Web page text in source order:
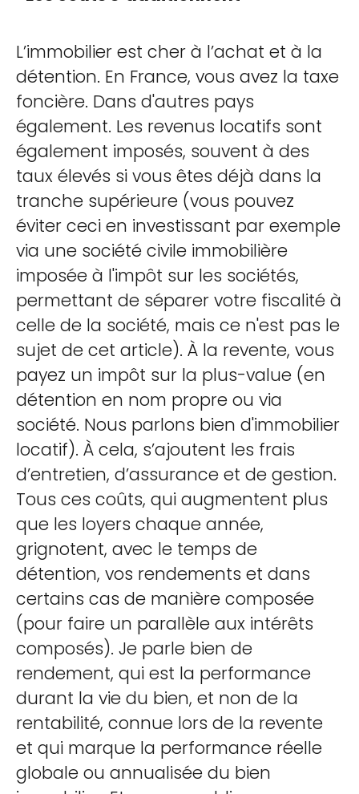
L’immobilier est cher à l’achat et à la
détention. En France, vous avez la taxe
foncière. Dans d'autres pays
également. Les revenus locatifs sont
également imposés, souvent à des
taux élevés si vous êtes déjà dans la
tranche supérieure (vous pouvez
éviter ceci en investissant par exemple
via une société civile immobilière
imposée à l'impôt sur les sociétés,
permettant de séparer votre fiscalité à
celle de la société, mais ce n'est pas le
sujet de cet article). À la revente, vous
payez un impôt sur la plus-value (en
détention en nom propre ou via
société. Nous parlons bien d'immobilier
locatif). À cela, s’ajoutent les frais
d’entretien, d’assurance et de gestion.
Tous ces coûts, qui augmentent plus
que les loyers chaque année,
grignotent, avec le temps de
détention, vos rendements et dans
certains cas de manière composée
(pour faire un parallèle aux intérêts
composés). Je parle bien de
rendement, qui est la performance
durant la vie du bien, et non de la
rentabilité, connue lors de la revente
et qui marque la performance réelle
globale ou annualisée du bien